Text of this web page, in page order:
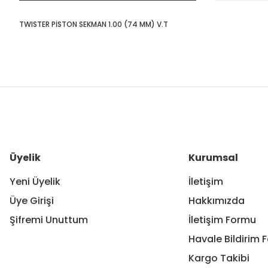
TWISTER PİSTON SEKMAN 1.00 (74 MM) V.T
Ürün bilgilerinde hatalar bulunuyor.
Üyelik
Yeni Üyelik
Üye Girişi
Şifremi Unuttum
Kurumsal
İletişim
Hakkımızda
İletişim Formu
Havale Bildirim
Kargo Takibi